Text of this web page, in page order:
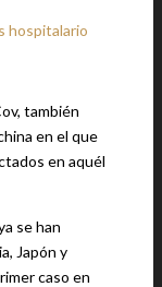
hospitalario
también
en el que
en aquél
se han
Japón y
caso en